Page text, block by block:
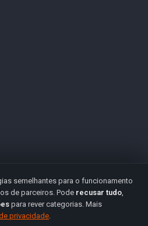
semelhantes para o funcionamento
de parceiros. Pode recusar tudo,
para rever categorias. Mais
privacidade.